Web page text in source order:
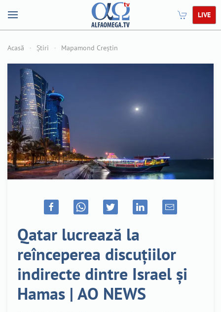
LIVE
Acasă Știri Mapamond Creștin
Qatar lucrează la
reînceperea discuțiilor
indirecte dintre Israel și
Hamas | AO NEWS